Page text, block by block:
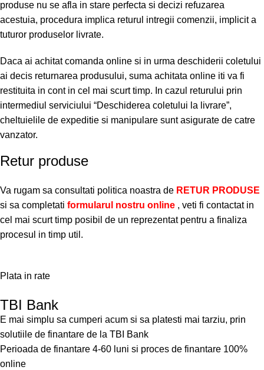
produse nu se afla in stare perfecta si decizi refuzarea
acestuia, procedura implica returul intregii comenzii, implicit a
tuturor produselor livrate.
Daca ai achitat comanda online si in urma deschiderii coletului
ai decis returnarea produsului, suma achitata online iti va fi
restituita in cont in cel mai scurt timp. In cazul returului prin
intermediul serviciului “Deschiderea coletului la livrare”,
cheltuielile de expeditie si manipulare sunt asigurate de catre
vanzator.
Retur produse
Va rugam sa consultati politica noastra de RETUR PRODUSE
si sa completati formularul nostru online , veti fi contactat in
cel mai scurt timp posibil de un reprezentat pentru a finaliza
procesul in timp util.
Plata in rate
TBI Bank
E mai simplu sa cumperi acum si sa platesti mai tarziu, prin
solutiile de finantare de la TBI Bank
Perioada de finantare 4-60 luni si proces de finantare 100%
online